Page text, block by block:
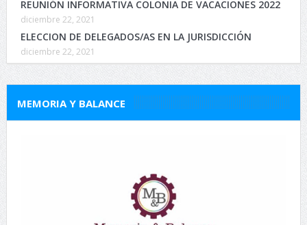
REUNIÓN INFORMATIVA COLONIA DE VACACIONES 2022
diciembre 22, 2021
ELECCION DE DELEGADOS/AS EN LA JURISDICCIÓN
diciembre 22, 2021
MEMORIA Y BALANCE